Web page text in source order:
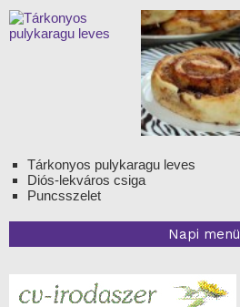
Tárkonyos pulykaragu leves
Diós-lekváros csiga
Puncsszelet
Napi menü